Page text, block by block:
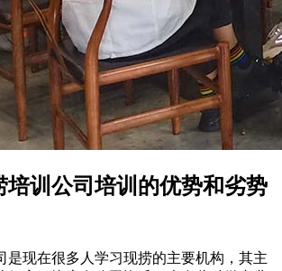
培训公司培训的优势和劣势
是现在很多人学习现捞的主要机构，其主